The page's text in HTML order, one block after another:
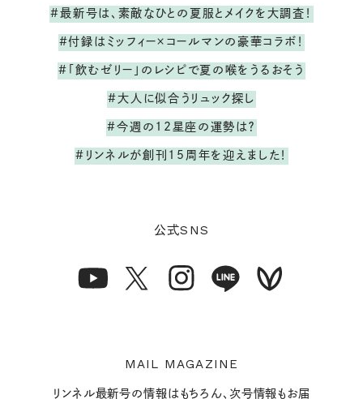
#最新号は、素敵なひとの夏服とメイクを大調査！
#付録はミッフィー×コールマンの豪華コラボ！
#「飲むゼリー」のレシピで夏の喉をうるおそう
#大人に似合うリュック探し
#今週の12星座の運勢は？
#リンネルが創刊15周年を迎えました！
公式SNS
MAIL MAGAZINE
リンネル最新号の情報はもちろん、次号情報もお届